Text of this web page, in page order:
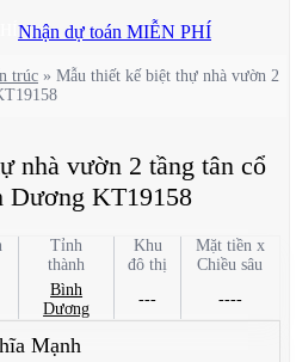
Nhận dự toán MIỄN PHÍ
trúc » Mẫu thiết kế biệt thự nhà vườn 2
nhà vườn 2 tầng tân cổ
Dương KT19158
Tỉnh
thành
Bình
Dương
Khu
đô thị
---
Mặt tiền x
Chiều sâu
----
Mạnh